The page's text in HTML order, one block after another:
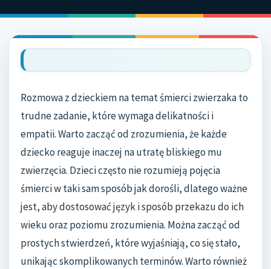
Rozmowa z dzieckiem na temat śmierci zwierzaka to
trudne zadanie, które wymaga delikatności i
empatii. Warto zacząć od zrozumienia, że każde
dziecko reaguje inaczej na utratę bliskiego mu
zwierzęcia. Dzieci często nie rozumieją pojęcia
śmierci w taki sam sposób jak dorośli, dlatego ważne
jest, aby dostosować język i sposób przekazu do ich
wieku oraz poziomu zrozumienia. Można zacząć od
prostych stwierdzeń, które wyjaśniają, co się stało,
unikając skomplikowanych terminów. Warto również